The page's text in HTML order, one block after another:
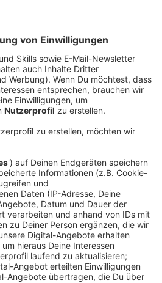
die Stadt Münster zum Tag
ein. Sieben verschiedene
und bieten Interessierten
Wohnformen
bis zu
in Münster
können Besucher Projekte wie
in Gelmer, die